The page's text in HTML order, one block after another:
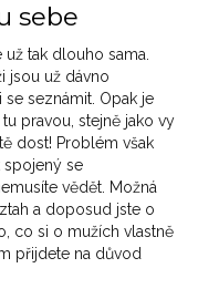
sebe
tak dlouho sama.
jsou už dávno
seznámit. Opak je
pravou, stejně jako vy
dost! Problém však
spojený se
vědět. Možná
a doposud jste o
co si o mužích vlastně
přijdete na důvod